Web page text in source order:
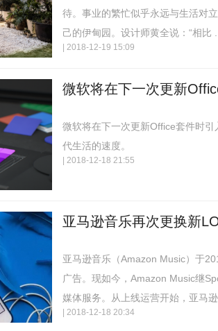
待。事业的繁忙似乎永远与生活对
己的伊甸园。设计师黄全说：“相比 ...
| 2018-12-19 15:09
微软将在下一次更新
微软将在下一次更新Office套件时
代生活的速度。
| 2018-12-18 21:55
亚马逊音乐再次更换新
亚马逊音乐（Amazon Music）于
广告。现如今，Amazon Music继
媒体服务。从上线运营开始，亚马逊
| 2018-12-18 20:34